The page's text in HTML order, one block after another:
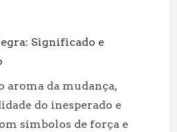
Significado e
aroma da mudança,
do inesperado e
símbolos de força e